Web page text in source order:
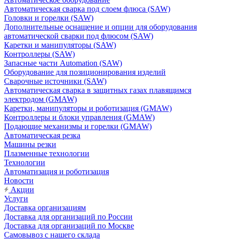
Автоматическая сварка под слоем флюса (SAW)
Головки и горелки (SAW)
Дополнительные оснащение и опции для оборудования
автоматической сварки под флюсом (SAW)
Каретки и манипуляторы (SAW)
Контроллеры (SAW)
Запасные части Automation (SAW)
Оборудование для позиционирования изделий
Сварочные источники (SAW)
Автоматическая сварка в защитных газах плавящимся
электродом (GMAW)
Каретки, манипуляторы и роботизация (GMAW)
Контроллеры и блоки управления (GMAW)
Подающие механизмы и горелки (GMAW)
Автоматическая резка
Машины резки
Плазменные технологии
Технологии
Автоматизация и роботизация
Новости
Акции
Услуги
Доставка организациям
Доставка для организаций по России
Доставка для организаций по Москве
Самовывоз с нашего склада